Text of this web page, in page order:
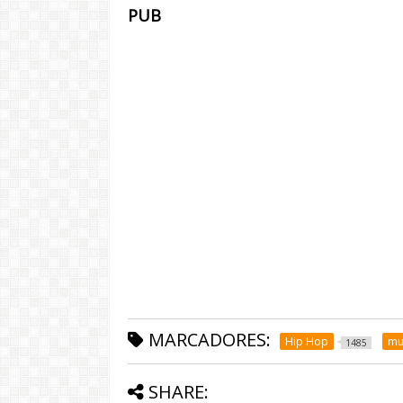
PUB
MARCADORES: Hip Hop 1485
SHARE: